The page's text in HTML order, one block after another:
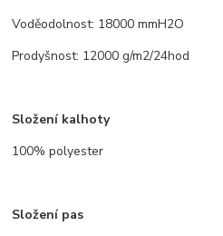
Voděodolnost: 18000 mmH2O
Prodyšnost: 12000 g/m2/24hod
Složení kalhoty
100% polyester
Složení pas